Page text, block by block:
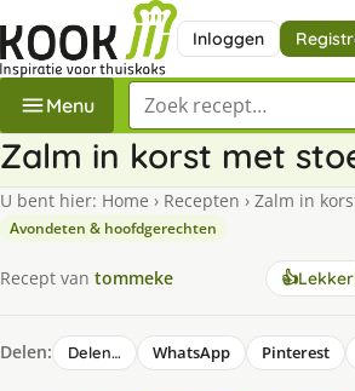
Inloggen
Menu Zoek een recept
Zalm in korst met
U bent hier: Home › Recepten › Zalm in
Avondeten & hoofdgerechten
Recept van tommeke 👍
Delen: Delen… WhatsApp Pinterest